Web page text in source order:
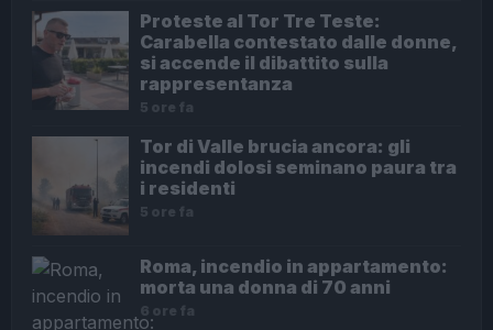
Proteste al Tor Tre Teste:
Carabella contestato dalle donne,
si accende il dibattito sulla
rappresentanza
5 ore fa
Tor di Valle brucia ancora: gli
incendi dolosi seminano paura tra
i residenti
5 ore fa
Roma, incendio in appartamento:
morta una donna di 70 anni
6 ore fa